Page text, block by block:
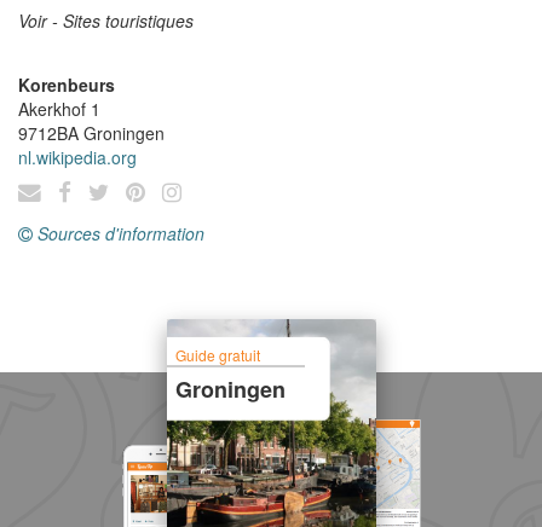
Voir - Sites touristiques
Korenbeurs
Akerkhof 1
9712BA Groningen
nl.wikipedia.org
Sources d'information
Guide gratuit
Groningen